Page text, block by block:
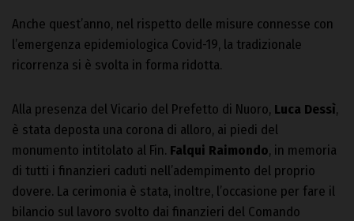
Anche quest’anno, nel rispetto delle misure connesse con
l’emergenza epidemiologica Covid-19, la tradizionale
ricorrenza si è svolta in forma ridotta.
Alla presenza del Vicario del Prefetto di Nuoro, Luca Dessì,
è stata deposta una corona di alloro, ai piedi del
monumento intitolato al Fin. Falqui Raimondo, in memoria
di tutti i finanzieri caduti nell’adempimento del proprio
dovere. La cerimonia è stata, inoltre, l’occasione per fare il
bilancio sul lavoro svolto dai finanzieri del Comando